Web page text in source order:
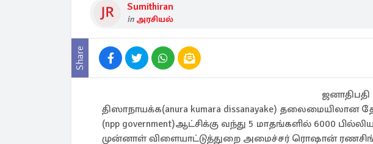
Sumithiran
in அரசியல்
Share
ஜனாதிபதி
திஸாநாயக்க(anura kumara dissanayake) தலைமையிலான
(npp government)ஆட்சிக்கு வந்து 5 மாதங்களில் 6000
முன்னாள் விளையாட்டுத்துறை அமைச்சர் ரொஷான்